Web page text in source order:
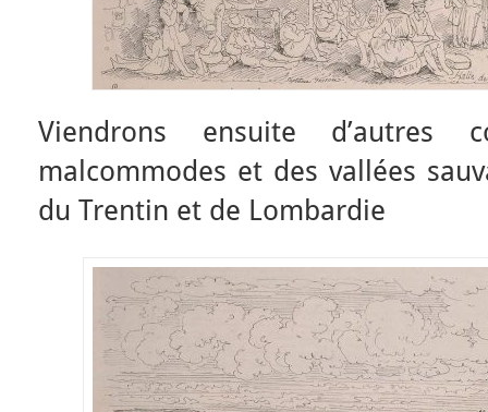
Viendrons ensuite
malcommodes et des vallées
du Trentin et de Lombardie